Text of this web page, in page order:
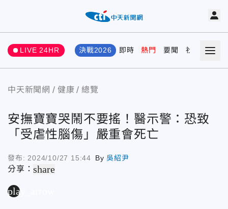
LIVE 24HR 決戰2026 即時 熱門 要聞 社會 娛樂
中天新聞網 健康 總覽
安撫寶寶哭鬧不要搖！醫示警：恐致
「受虐性腦傷」嚴重會死亡
發布: 2024/10/27 15:44 By吳紹尹
分享：share
play_arrow